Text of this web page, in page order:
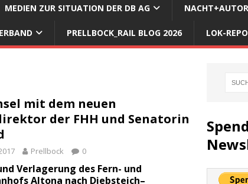
MEDIEN ZUR SITUATION DER DB AG
PRELLBOCK_RAIL BLOG 2026 LOK-
mit dem neuen
der FHH und Senatorin
Prellbock 0
Verlagerung des Fern- und
Altona nach Diebsteich–